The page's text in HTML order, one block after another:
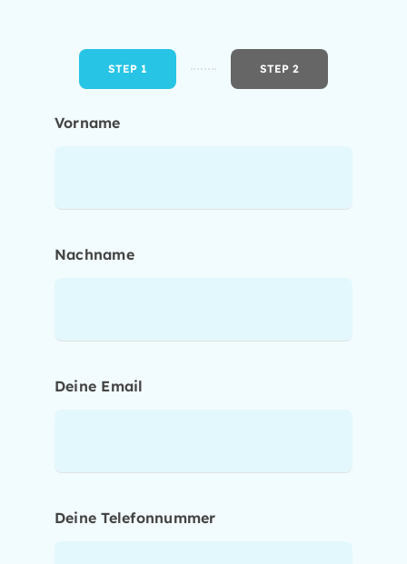
Current
STEP 1 STEP 2
Vorname
Nachname
Deine Email
Deine Telefonnummer